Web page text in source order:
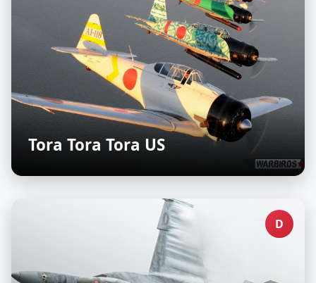
Tora Tora Tora US
D